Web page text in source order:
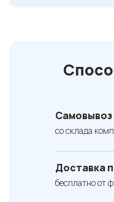
Самовывоз
со склада
Доставка
бесплатно от